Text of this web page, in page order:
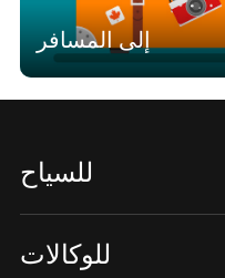
إلى المسافر
للسياح
للوكالات